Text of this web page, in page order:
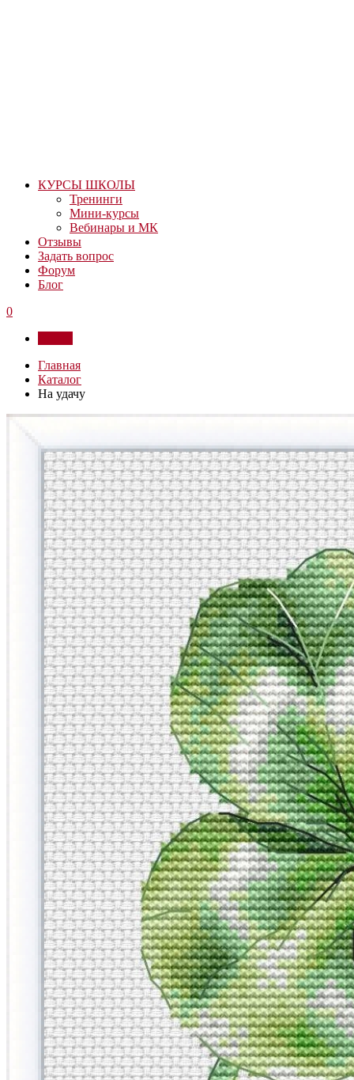
КУРСЫ ШКОЛЫ
Тренинги
Мини-курсы
Вебинары и МК
Отзывы
Задать вопрос
Форум
Блог
0
Главная
Каталог
На удачу